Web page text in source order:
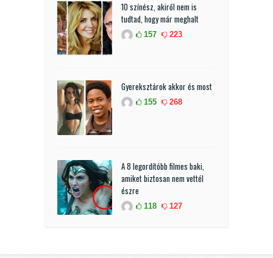
10 színész, akiről nem is
tudtad, hogy már meghalt
157 223
Gyereksztárok akkor és most
155 268
A 8 legordítóbb filmes baki,
amiket biztosan nem vettél
észre
118 127